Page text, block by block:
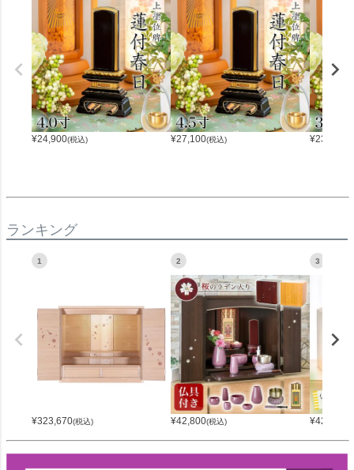
¥24,900(税込) ¥27,100(税込) ¥23,800
ランキング
1
¥323,670(税込)
2
¥42,800(税込)
3
¥42,800